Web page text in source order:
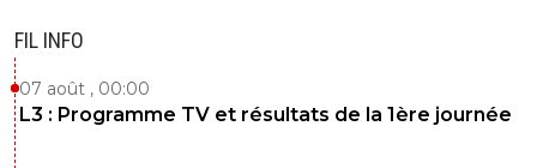
FIL INFO
07 août , 00:00
L3 : Programme TV et résultats de la 1ère journée